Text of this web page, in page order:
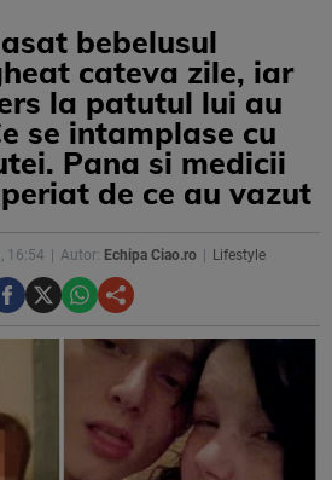
bebelusul
cateva zile, iar
la patutul lui au
se intamplase cu
Pana si medicii
de ce au vazut
16:54 Autor: Echipa Ciao.ro Lifestyle